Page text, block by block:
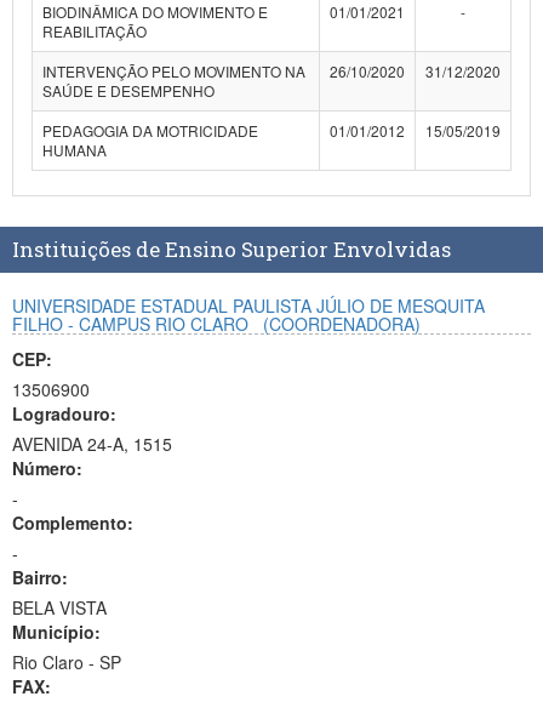
BIODINÂMICA DO MOVIMENTO E
REABILITAÇÃO
01/01/2021 -
INTERVENÇÃO PELO MOVIMENTO NA
SAÚDE E DESEMPENHO
26/10/2020 31/12/2020
PEDAGOGIA DA MOTRICIDADE
HUMANA
01/01/2012 15/05/2019
Instituições de Ensino Superior Envolvidas
UNIVERSIDADE ESTADUAL PAULISTA JÚLIO DE MESQUITA
FILHO - CAMPUS RIO CLARO
(COORDENADORA)
CEP:
13506900
Logradouro:
AVENIDA 24-A, 1515
Número:
-
Complemento:
-
Bairro:
BELA VISTA
Município:
Rio Claro - SP
FAX: